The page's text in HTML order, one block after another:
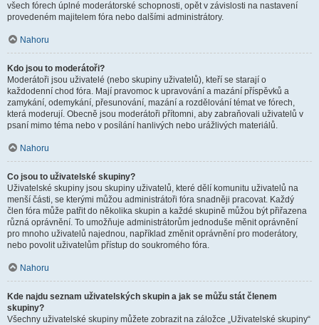
všech fórech úplné moderátorské schopnosti, opět v závislosti na nastavení
provedeném majitelem fóra nebo dalšími administrátory.
Nahoru
Kdo jsou to moderátoři?
Moderátoři jsou uživatelé (nebo skupiny uživatelů), kteří se starají o
každodenní chod fóra. Mají pravomoc k upravování a mazání příspěvků a
zamykání, odemykání, přesunování, mazání a rozdělování témat ve fórech,
která moderují. Obecně jsou moderátoři přítomni, aby zabraňovali uživatelů v
psaní mimo téma nebo v posílání hanlivých nebo urážlivých materiálů.
Nahoru
Co jsou to uživatelské skupiny?
Uživatelské skupiny jsou skupiny uživatelů, které dělí komunitu uživatelů na
menší části, se kterými můžou administrátoři fóra snadněji pracovat. Každý
člen fóra může patřit do několika skupin a každé skupině můžou být přiřazena
různá oprávnění. To umožňuje administrátorům jednoduše měnit oprávnění
pro mnoho uživatelů najednou, například změnit oprávnění pro moderátory,
nebo povolit uživatelům přístup do soukromého fóra.
Nahoru
Kde najdu seznam uživatelských skupin a jak se můžu stát členem
skupiny?
Všechny uživatelské skupiny můžete zobrazit na záložce „Uživatelské skupiny“